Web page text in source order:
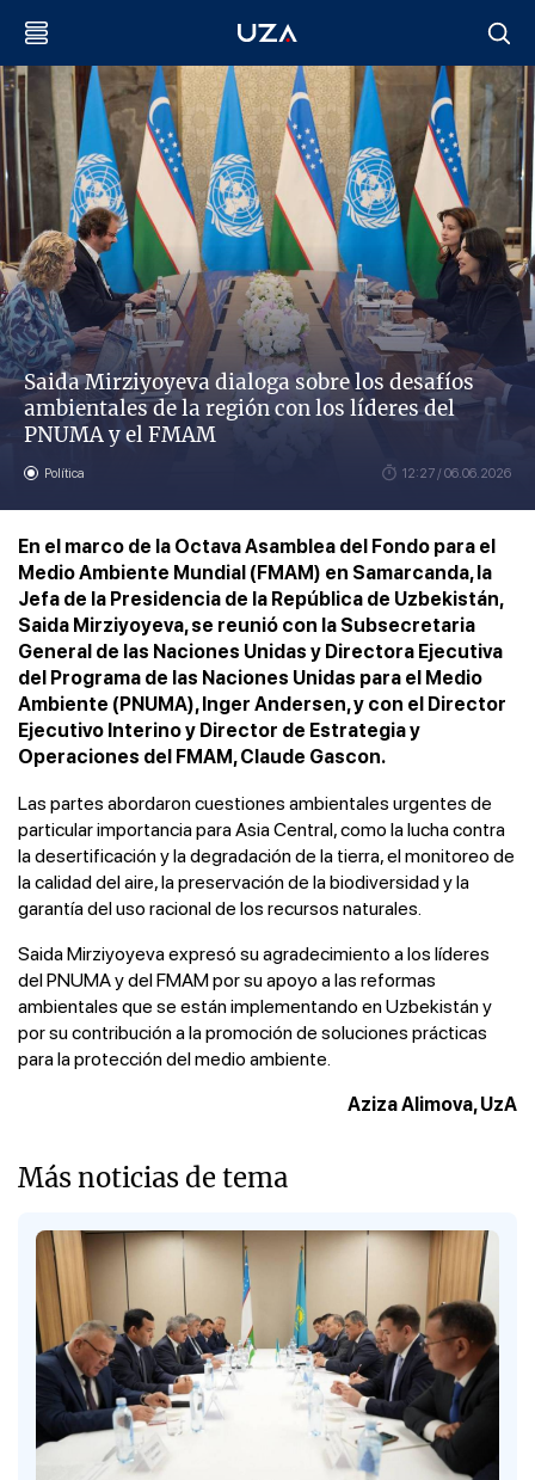
Saida Mirziyoyeva dialoga sobre los desafíos
ambientales de la región con los líderes del
PNUMA y el FMAM
Política 12:27 / 06.06.2026
En el marco de la Octava Asamblea del Fondo para el
Medio Ambiente Mundial (FMAM) en Samarcanda, la
Jefa de la Presidencia de la República de Uzbekistán,
Saida Mirziyoyeva, se reunió con la Subsecretaria
General de las Naciones Unidas y Directora Ejecutiva
del Programa de las Naciones Unidas para el Medio
Ambiente (PNUMA), Inger Andersen, y con el Director
Ejecutivo Interino y Director de Estrategia y
Operaciones del FMAM, Claude Gascon.
Las partes abordaron cuestiones ambientales urgentes de
particular importancia para Asia Central, como la lucha contra
la desertificación y la degradación de la tierra, el monitoreo de
la calidad del aire, la preservación de la biodiversidad y la
garantía del uso racional de los recursos naturales.
Saida Mirziyoyeva expresó su agradecimiento a los líderes
del PNUMA y del FMAM por su apoyo a las reformas
ambientales que se están implementando en Uzbekistán y
por su contribución a la promoción de soluciones prácticas
para la protección del medio ambiente.
Aziza Alimova, UzA
Más noticias de tema